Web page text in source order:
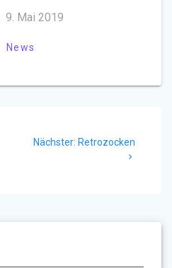
9. Mai 2019
News
Nächster: Nächster
Retrozocken